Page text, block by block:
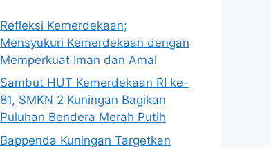
Refleksi Kemerdekaan;
Mensyukuri Kemerdekaan dengan
Memperkuat Iman dan Amal
Sambut HUT Kemerdekaan RI ke-
81, SMKN 2 Kuningan Bagikan
Puluhan Bendera Merah Putih
Bappenda Kuningan Targetkan